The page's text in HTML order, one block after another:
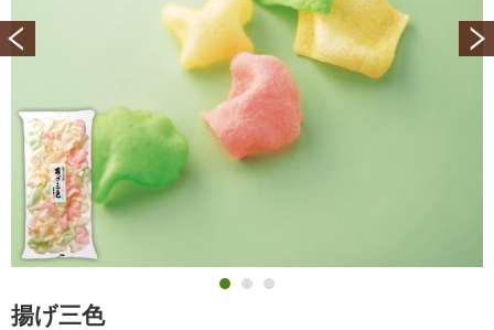
揚げ三色